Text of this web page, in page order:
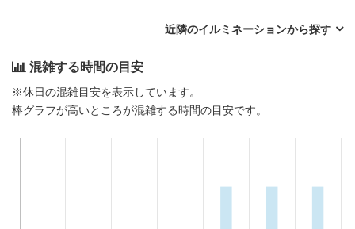
近隣のイルミネーションから探す
混雑する時間の目安
※休日の混雑目安を表示しています。
棒グラフが高いところが混雑する時間の目安です。